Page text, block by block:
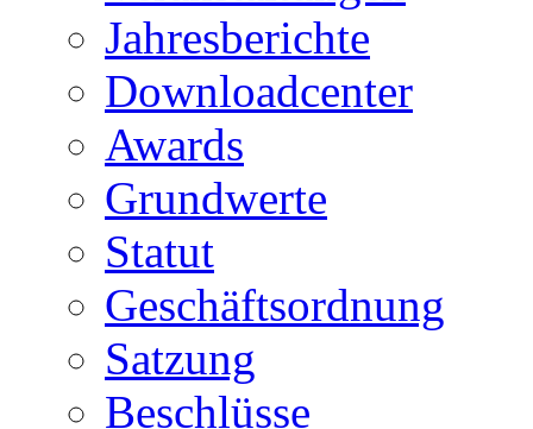
Jahresberichte
Downloadcenter
Awards
Grundwerte
Statut
Geschäftsordnung
Satzung
Beschlüsse